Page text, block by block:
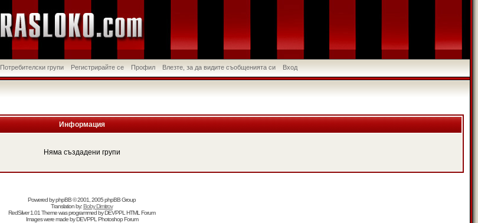
Потребителски групи Регистрирайте се Профил Влезте, за да видите съобщенията си Вход
Информация
Няма създадени групи
Powered byphpBB© 2001, 2005 phpBB Group
Translation by:Boby Dimitrov
RedSilver 1.01 Theme was programmed byDEVPPL HTML Forum
Images were made byDEVPPL Photoshop Forum